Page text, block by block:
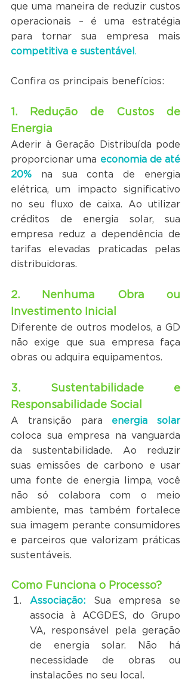
que uma maneira de reduzir custos
operacionais – é uma estratégia
competitiva e sustentável .
Confira os principais benefícios:
1. Redução de Custos de
Energia
Aderir à Geração Distribuída pode
proporcionar uma economia de até
20% na sua conta de energia
elétrica, um impacto significativo
no seu fluxo de caixa. Ao utilizar
créditos de energia solar, sua
empresa reduz a dependência de
tarifas elevadas praticadas pelas
distribuidoras.
2. Nenhuma Obra ou
Investimento Inicial
Diferente de outros modelos, a GD
não exige que sua empresa faça
obras ou adquira equipamentos.
3. Sustentabilidade e
Responsabilidade Social
A transição para energia solar
coloca sua empresa na vanguarda
da sustentabilidade. Ao reduzir
suas emissões de carbono e usar
uma fonte de energia limpa, você
não só colabora com o meio
ambiente, mas também fortalece
sua imagem perante consumidores
e parceiros que valorizam práticas
sustentáveis.
Como Funciona o Processo?
Associação: Sua empresa se
associa à ACGDES, do Grupo
VA, responsável pela geração
de energia solar. Não há
necessidade de obras ou
instalações no seu local.